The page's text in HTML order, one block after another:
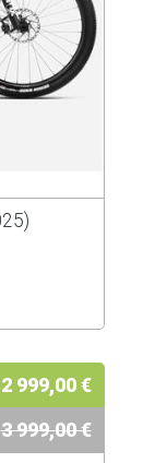
2 999,00 €
3 999,00 €